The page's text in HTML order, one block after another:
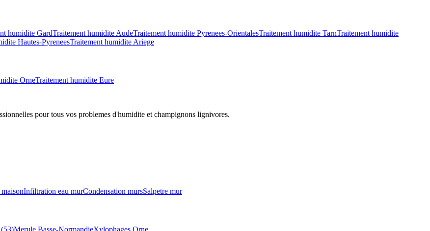
humidite GardTraitement humidite AudeTraitement humidite Pyrenees-OrientalesTraitement humidite TarnTraitement humidite
Hautes-PyreneesTraitement humidite Ariege
OrneTraitement humidite Eure
pour tous vos problemes d'humidite et champignons lignivores.
Infiltration eau murCondensation mursSalpetre mur